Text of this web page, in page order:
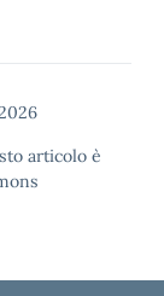
articolo è